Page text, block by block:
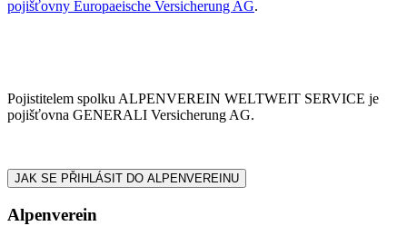
pojišťovny Europaeische Versicherung AG.
Pojistitelem spolku ALPENVEREIN WELTWEIT SERVICE je
pojišťovna GENERALI Versicherung AG.
JAK SE PŘIHLÁSIT DO ALPENVEREINU
Alpenverein